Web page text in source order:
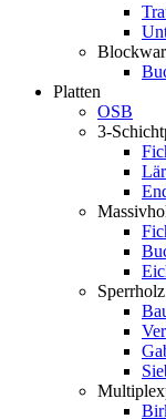
Platten
OSB
3-
Sperrholz